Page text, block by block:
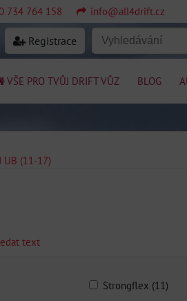
734 764 158 info@all4drift.cz
Registrace
VŠE PRO TVŮJ DRIFT VŮZ BLOG
UB (11-17)
text
Strongflex (11)